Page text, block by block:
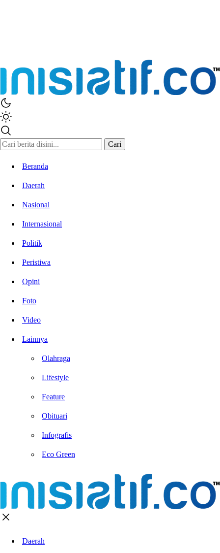
Cari
Beranda
Daerah
Nasional
Internasional
Politik
Peristiwa
Opini
Foto
Video
Lainnya
Olahraga
Lifestyle
Feature
Obituari
Infografis
Eco Green
Daerah